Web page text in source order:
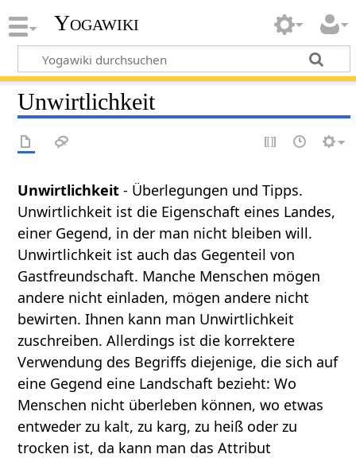
Yogawiki
Unwirtlichkeit
Unwirtlichkeit - Überlegungen und Tipps.
Unwirtlichkeit ist die Eigenschaft eines Landes,
einer Gegend, in der man nicht bleiben will.
Unwirtlichkeit ist auch das Gegenteil von
Gastfreundschaft. Manche Menschen mögen
andere nicht einladen, mögen andere nicht
bewirten. Ihnen kann man Unwirtlichkeit
zuschreiben. Allerdings ist die korrektere
Verwendung des Begriffs diejenige, die sich auf
eine Gegend eine Landschaft bezieht: Wo
Menschen nicht überleben können, wo etwas
entweder zu kalt, zu karg, zu heiß oder zu
trocken ist, da kann man das Attribut